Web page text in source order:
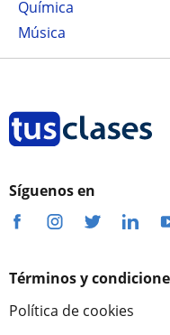
Química
Música
Síguenos en
Términos y
Política de cookies